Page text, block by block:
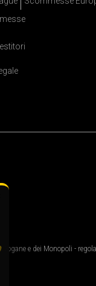
Dogane e dei Monopoli -